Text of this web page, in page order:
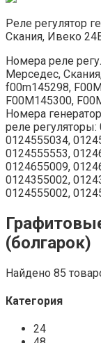
Реле регулятор
Скания, Ивеко
Номера реле
Мерседес,
f00m145298,
F00M145300,
Номера
реле
0124555034,
0124555553,
0124655009,
0124355002,
0124555002,
(болгарок)
Найдено 85
Категория
24